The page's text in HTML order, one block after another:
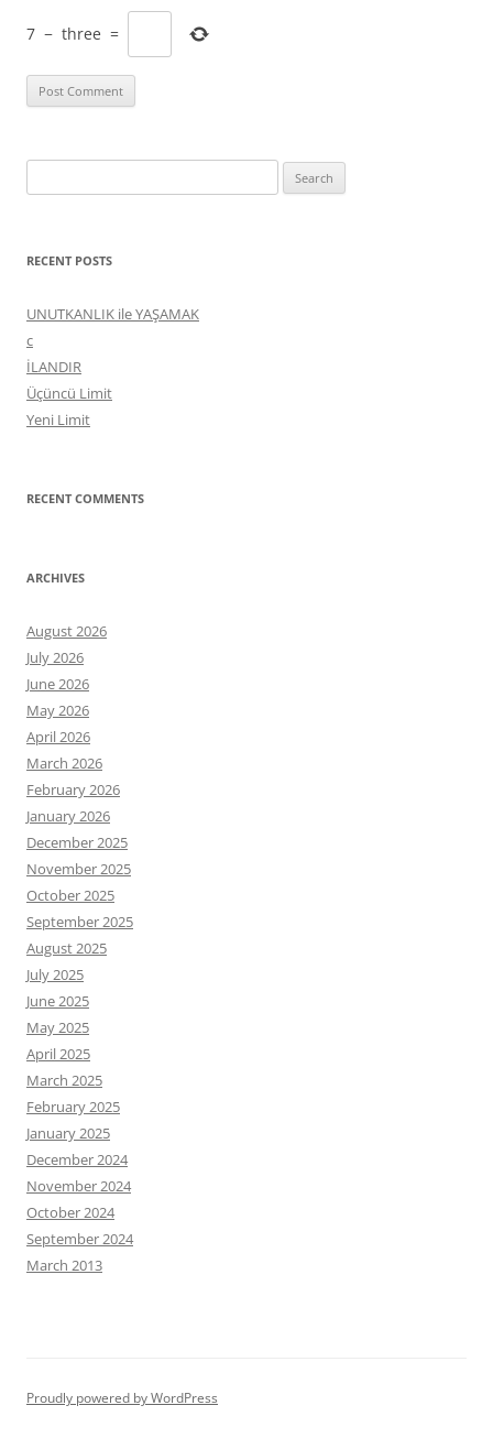
7 − three =
for:
RECENT POSTS
UNUTKANLIK ile YAŞAMAK
c
İLANDIR
Üçüncü Limit
Yeni Limit
RECENT COMMENTS
ARCHIVES
August 2026
July 2026
June 2026
May 2026
April 2026
March 2026
February 2026
January 2026
December 2025
November 2025
October 2025
September 2025
August 2025
July 2025
June 2025
May 2025
April 2025
March 2025
February 2025
January 2025
December 2024
November 2024
October 2024
September 2024
March 2013
Proudly powered by WordPress